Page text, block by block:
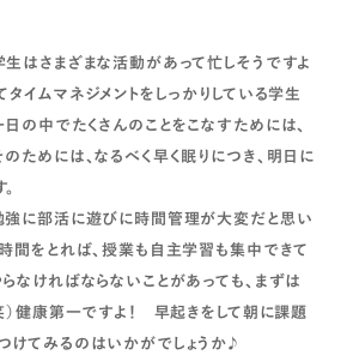
はさまざまな活動があって忙しそうですよ
タイムマネジメントをしっかりしている学生
の中でたくさんのことをこなすためには、
ためには、なるべく早く眠りにつき、明日に
強に部活に遊びに時間管理が大変だと思い
間をとれば、授業も自主学習も集中できて
なければならないことがあっても、まずは
）健康第一ですよ！ 早起きをして朝に課題
けてみるのはいかがでしょうか♪